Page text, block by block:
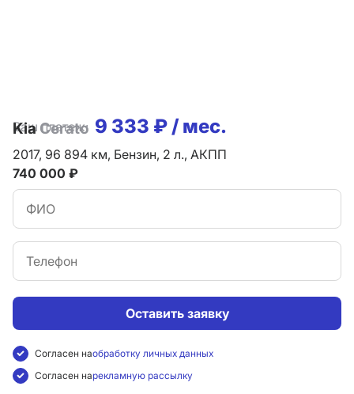
Ваш платеж: 9 333 ₽ / мес.
Оставить заявку
Согласен наобработку личных данных
Согласен нарекламную рассылку
KiaCerato
2017, 96 894 км, Бензин, 2 л., АКПП
740 000 ₽